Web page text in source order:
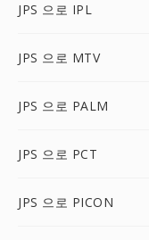
JPS 으로 IPL
JPS 으로 MTV
JPS 으로 PALM
JPS 으로 PCT
JPS 으로 PICON